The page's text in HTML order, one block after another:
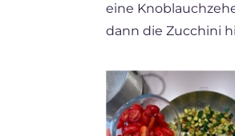
eine
dann die Zucchini